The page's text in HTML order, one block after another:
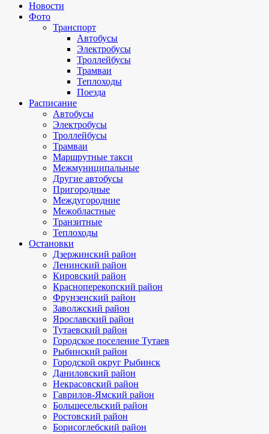
Новости
Фото
Транспорт
Автобусы
Электробусы
Троллейбусы
Трамваи
Теплоходы
Поезда
Расписание
Автобусы
Электробусы
Троллейбусы
Трамваи
Маршрутные такси
Межмуниципальные
Другие автобусы
Пригородные
Междугородние
Межобластные
Транзитные
Теплоходы
Остановки
Дзержинский район
Ленинский район
Кировский район
Красноперекопский район
Фрунзенский район
Заволжский район
Ярославский район
Тутаевский район
Городское поселение Тутаев
Рыбинский район
Городской округ Рыбинск
Даниловский район
Некрасовский район
Гаврилов-Ямский район
Большесельский район
Ростовский район
Борисоглебский район